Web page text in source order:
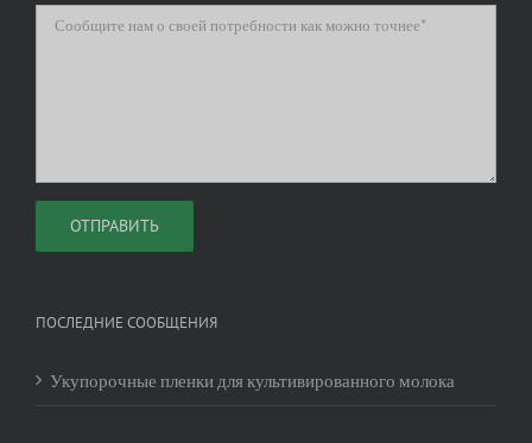
ПОСЛЕДНИЕ СООБЩЕНИЯ
Укупорочные пленки для культивированного молока